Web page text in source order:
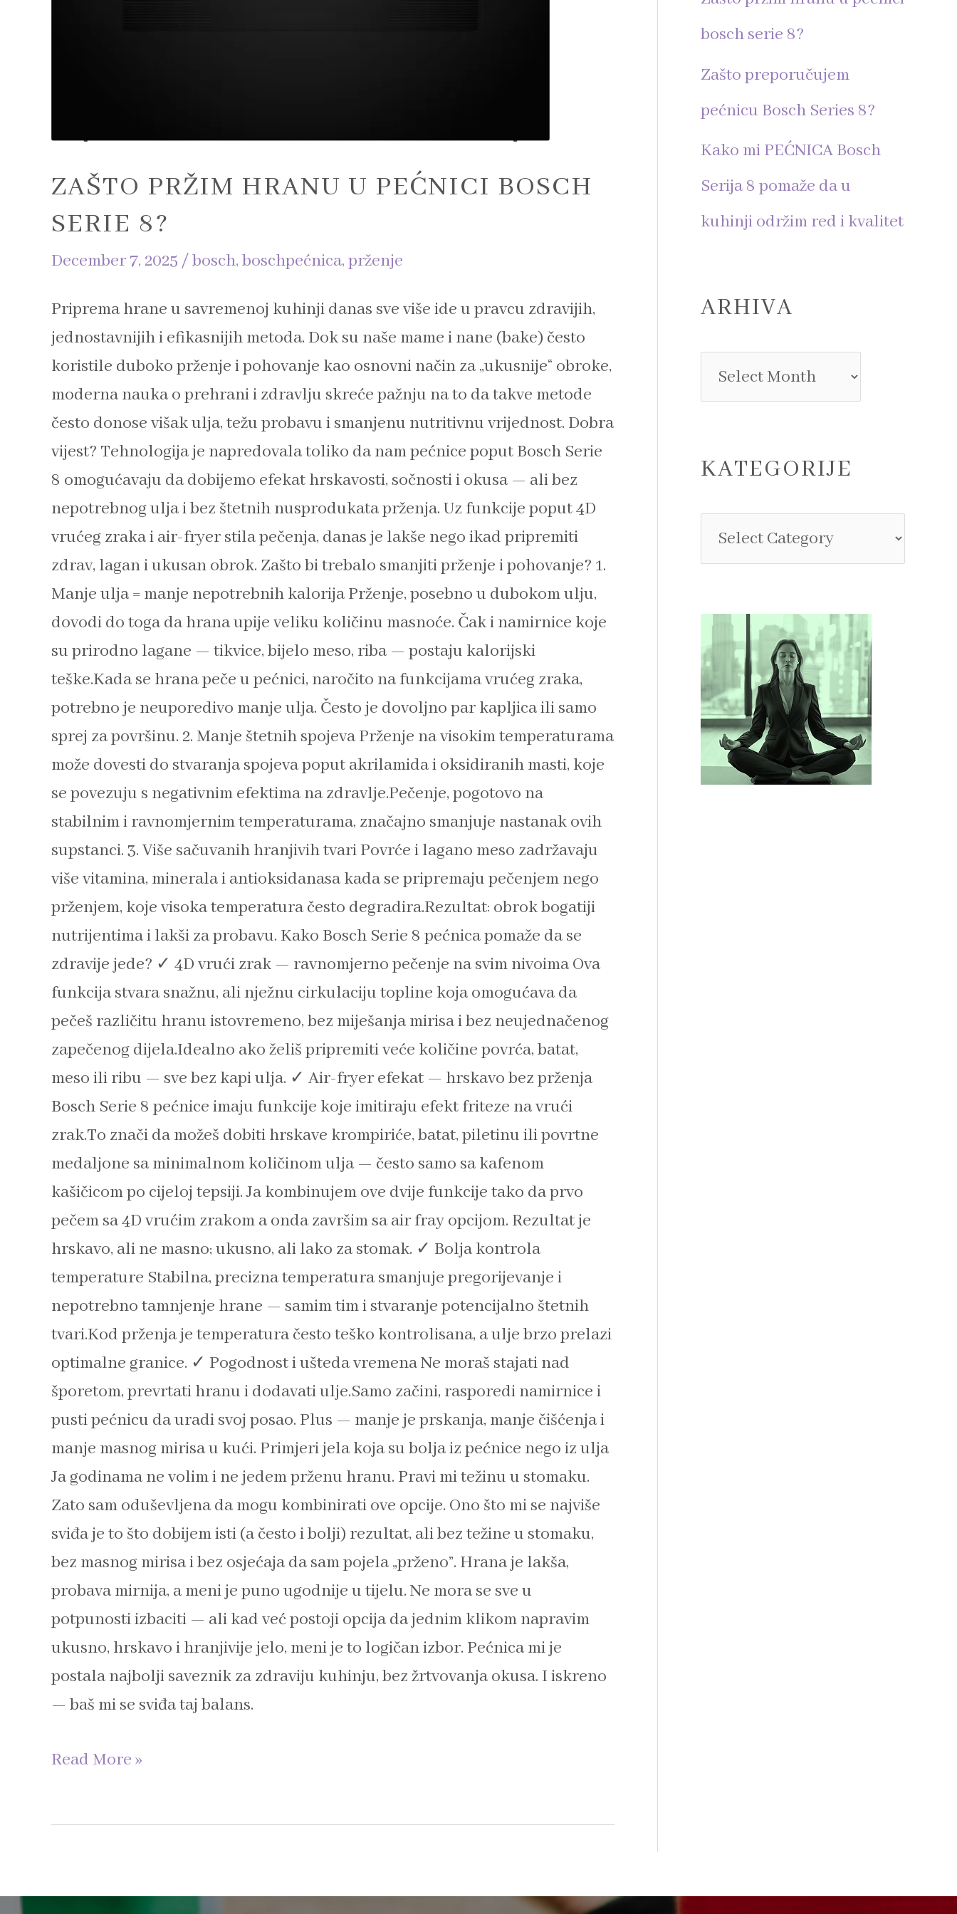
ZAŠTO PRŽIM HRANU U PEĆNICI BOSCH
SERIE 8?
December 7, 2025 /bosch, boschpećnica, prženje
Priprema hrane u savremenoj kuhinji danas sve više ide u pravcu zdravijih,
jednostavnijih i efikasnijih metoda. Dok su naše mame i nane (bake) često
koristile duboko prženje i pohovanje kao osnovni način za „ukusnije“ obroke,
moderna nauka o prehrani i zdravlju skreće pažnju na to da takve metode
često donose višak ulja, težu probavu i smanjenu nutritivnu vrijednost. Dobra
vijest? Tehnologija je napredovala toliko da nam pećnice poput Bosch Serie
8 omogućavaju da dobijemo efekat hrskavosti, sočnosti i okusa — ali bez
nepotrebnog ulja i bez štetnih nusprodukata prženja. Uz funkcije poput 4D
vrućeg zraka i air-fryer stila pečenja, danas je lakše nego ikad pripremiti
zdrav, lagan i ukusan obrok. Zašto bi trebalo smanjiti prženje i pohovanje? 1.
Manje ulja = manje nepotrebnih kalorija Prženje, posebno u dubokom ulju,
dovodi do toga da hrana upije veliku količinu masnoće. Čak i namirnice koje
su prirodno lagane — tikvice, bijelo meso, riba — postaju kalorijski
teške.Kada se hrana peče u pećnici, naročito na funkcijama vrućeg zraka,
potrebno je neuporedivo manje ulja. Često je dovoljno par kapljica ili samo
sprej za površinu. 2. Manje štetnih spojeva Prženje na visokim temperaturama
može dovesti do stvaranja spojeva poput akrilamida i oksidiranih masti, koje
se povezuju s negativnim efektima na zdravlje.Pečenje, pogotovo na
stabilnim i ravnomjernim temperaturama, značajno smanjuje nastanak ovih
supstanci. 3. Više sačuvanih hranjivih tvari Povrće i lagano meso zadržavaju
više vitamina, minerala i antioksidanasa kada se pripremaju pečenjem nego
prženjem, koje visoka temperatura često degradira.Rezultat: obrok bogatiji
nutrijentima i lakši za probavu. Kako Bosch Serie 8 pećnica pomaže da se
zdravije jede? ✓ 4D vrući zrak — ravnomjerno pečenje na svim nivoima Ova
funkcija stvara snažnu, ali nježnu cirkulaciju topline koja omogućava da
pečeš različitu hranu istovremeno, bez miješanja mirisa i bez neujednačenog
zapečenog dijela.Idealno ako želiš pripremiti veće količine povrća, batat,
meso ili ribu — sve bez kapi ulja. ✓ Air-fryer efekat — hrskavo bez prženja
Bosch Serie 8 pećnice imaju funkcije koje imitiraju efekt friteze na vrući
zrak.To znači da možeš dobiti hrskave krompiriće, batat, piletinu ili povrtne
medaljone sa minimalnom količinom ulja — često samo sa kafenom
kašičicom po cijeloj tepsiji. Ja kombinujem ove dvije funkcije tako da prvo
pečem sa 4D vrućim zrakom a onda završim sa air fray opcijom. Rezultat je
hrskavo, ali ne masno; ukusno, ali lako za stomak. ✓ Bolja kontrola
temperature Stabilna, precizna temperatura smanjuje pregorijevanje i
nepotrebno tamnjenje hrane — samim tim i stvaranje potencijalno štetnih
tvari.Kod prženja je temperatura često teško kontrolisana, a ulje brzo prelazi
optimalne granice. ✓ Pogodnost i ušteda vremena Ne moraš stajati nad
šporetom, prevrtati hranu i dodavati ulje.Samo začini, rasporedi namirnice i
pusti pećnicu da uradi svoj posao. Plus — manje je prskanja, manje čišćenja i
manje masnog mirisa u kući. Primjeri jela koja su bolja iz pećnice nego iz ulja
Ja godinama ne volim i ne jedem prženu hranu. Pravi mi težinu u stomaku.
Zato sam oduševljena da mogu kombinirati ove opcije. Ono što mi se najviše
sviđa je to što dobijem isti (a često i bolji) rezultat, ali bez težine u stomaku,
bez masnog mirisa i bez osjećaja da sam pojela „prženo”. Hrana je lakša,
probava mirnija, a meni je puno ugodnije u tijelu. Ne mora se sve u
potpunosti izbaciti — ali kad već postoji opcija da jednim klikom napravim
ukusno, hrskavo i hranjivije jelo, meni je to logičan izbor. Pećnica mi je
postala najbolji saveznik za zdraviju kuhinju, bez žrtvovanja okusa. I iskreno
— baš mi se sviđa taj balans.
Read More »
rbosch serie 8?
Zašto preporučujem
pećnicu Bosch Series 8?
Kako mi PEĆNICA Bosch
Serija 8 pomaže da u
kuhinji održim red i kvalitet
ARHIVA
KATEGORIJE